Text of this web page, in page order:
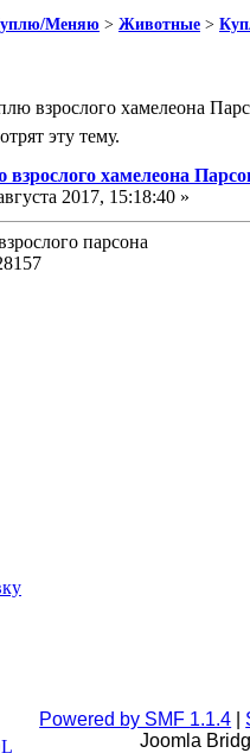
Меняю > Животные >
взрослого хамелеона
эту тему.
хамелеона
2017, 15:18:40 »
парсона
Powered by SMF 1.1.4
Joomla